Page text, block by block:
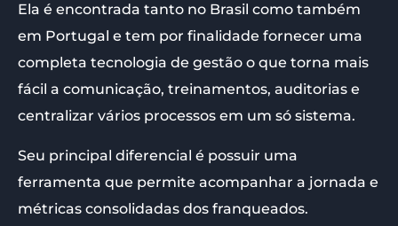
Ela é encontrada tanto no Brasil como também
em Portugal e tem por finalidade fornecer uma
completa tecnologia de gestão o que torna mais
fácil a comunicação, treinamentos, auditorias e
centralizar vários processos em um só sistema.
Seu principal diferencial é possuir uma
ferramenta que permite acompanhar a jornada e
métricas consolidadas dos franqueados.